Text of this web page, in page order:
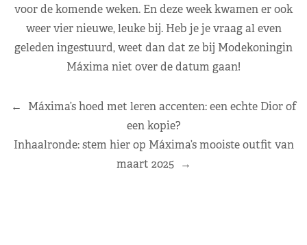
voor de komende weken. En deze week kwamen er ook
weer vier nieuwe, leuke bij. Heb je je vraag al even
geleden ingestuurd, weet dan dat ze bij Modekoningin
Máxima niet over de datum gaan!
←
Máxima’s hoed met leren accenten: een echte Dior of
een kopie?
Inhaalronde: stem hier op Máxima’s mooiste outfit van
maart 2025 →